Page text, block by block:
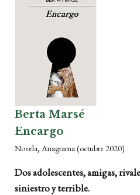
Berta Marsé
Encargo
Novela, Anagrama(octubre 2020)
Dos adolescentes, amigas,
siniestro y terrible.